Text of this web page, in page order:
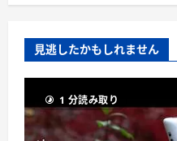
見逃したかもしれません
1 分読み取り